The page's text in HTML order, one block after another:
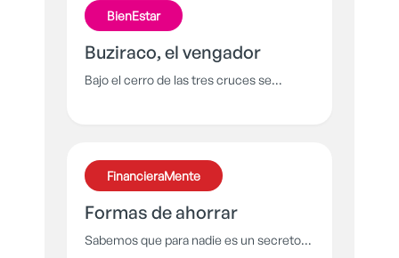
yoga y dale paz a tu vida.
BienEstar
Buziraco, el vengador
Bajo el cerro de las tres cruces se
que está decidido a atormentar a los
habitantes de Cali y no se dejará sacar
FinancieraMente
Formas de ahorrar
Sabemos que para nadie es un secreto